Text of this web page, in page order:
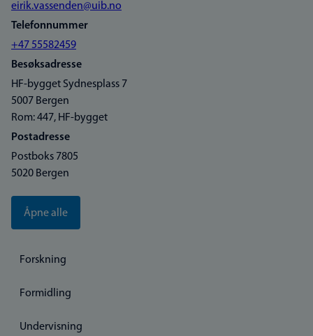
eirik.vassenden@uib.no
Telefonnummer
+47 55582459
Besøksadresse
HF-bygget Sydnesplass 7
5007 Bergen
Rom: 447, HF-bygget
Postadresse
Postboks 7805
5020 Bergen
Åpne alle
Forskning
Formidling
Undervisning